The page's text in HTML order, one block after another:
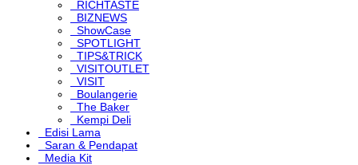
RICHTASTE
BIZNEWS
ShowCase
SPOTLIGHT
TIPS&TRICK
VISITOUTLET
VISIT
Boulangerie
The Baker
Kempi Deli
Edisi Lama
Saran & Pendapat
Media Kit